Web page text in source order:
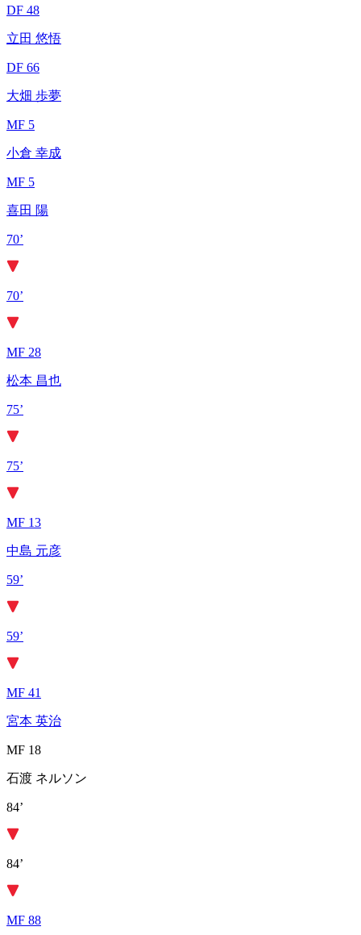
DF 48
立田 悠悟
DF 66
大畑 歩夢
MF 5
小倉 幸成
MF 5
喜田 陽
70’
70’
MF 28
松本 昌也
75’
75’
MF 13
中島 元彦
59’
59’
MF 41
宮本 英治
MF 18
石渡 ネルソン
84’
84’
MF 88